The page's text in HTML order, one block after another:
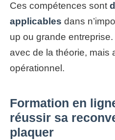
Ces compétences sont
applicables dans
up ou grande
avec de la théorie, mais
opérationnel.
Formation en
réussir sa
plaquer